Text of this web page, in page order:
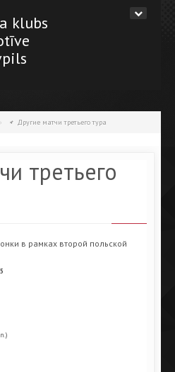
klubs
» Другие матчи третьего тура
третьего
в рамках второй польской